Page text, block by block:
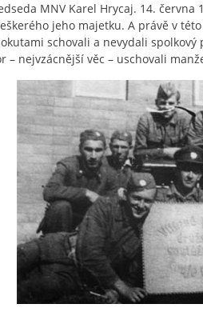
MNV Karel Hrycaj. 14.
jeho majetku. A právě v
schovali a nevydali
– nejvzácnější věc – uschovali